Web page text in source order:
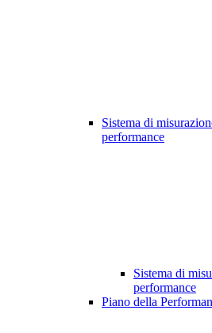
Sistema di
performance
Sistema di
performance
Piano della